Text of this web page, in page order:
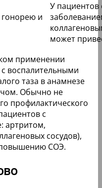
и
У
может
применении
воспалительными
таза в анамнезе
Обычно не
профилактического
с
артритом,
сосудов),
повышению СОЭ.